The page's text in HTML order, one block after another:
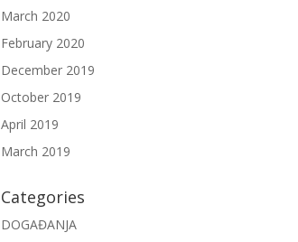
March 2020
February 2020
December 2019
October 2019
April 2019
March 2019
Categories
DOGAĐANJA